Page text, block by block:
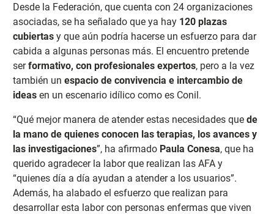
Desde la Federación, que cuenta con 24 organizaciones
asociadas, se ha señalado que ya hay 120 plazas
cubiertasy que aún podría hacerse un esfuerzo para dar
cabida a algunas personas más. El encuentro pretende
serformativo, con profesionales expertos, pero a la vez
también un espacio de convivencia e intercambio de
ideasen un escenario idílico como es Conil.
“Qué mejor manera de atender estas necesidades que de
la mano de quienes conocen las terapias, los avances y
las investigaciones”, ha afirmado Paula Conesa, que ha
querido agradecer la labor que realizan las AFA y
“quienes día a día ayudan a atender a los usuarios”.
Además, ha alabado el esfuerzo que realizan para
desarrollar esta labor con personas enfermas que viven